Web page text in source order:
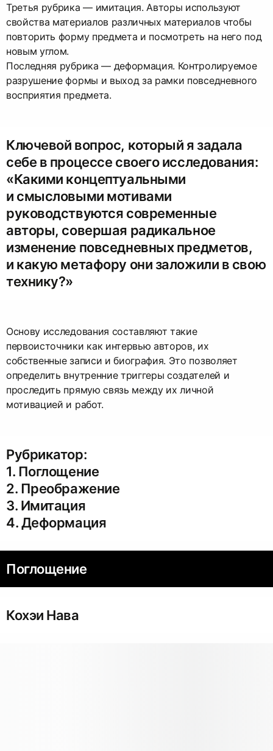
Третья рубрика — имитация. Авторы используют
свойства материалов различных материалов чтобы
повторить форму предмета и посмотреть на него под
новым углом.
Последняя рубрика — деформация. Контролируемое
разрушение формы и выход за рамки повседневного
восприятия предмета.
Ключевой вопрос, который я задала
себе в процессе своего исследования:
«Какими концептуальными
и смысловыми мотивами
руководствуются современные
авторы, совершая радикальное
изменение повседневных предметов,
и какую метафору они заложили в свою
технику?»
Основу исследования составляют такие
первоисточники как интервью авторов, их
собственные записи и биография. Это позволяет
определить внутренние триггеры создателей и
проследить прямую связь между их личной
мотивацией и работ.
Рубрикатор:
1. Поглощение
2. Преображение
3. Имитация
4. Деформация
Поглощение
Кохэи Нава